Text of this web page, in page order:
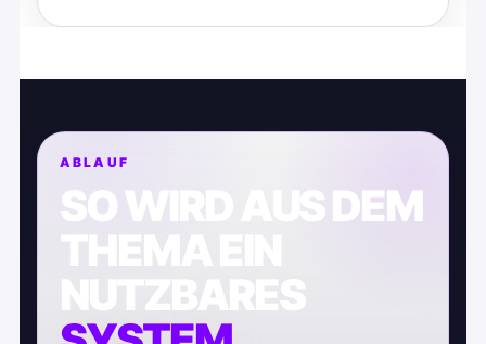
ABLAUF
SO WIRD AUS DEM
THEMA EIN
NUTZBARES